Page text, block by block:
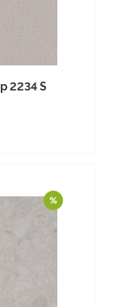
2234 S